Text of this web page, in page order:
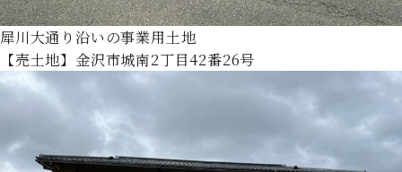
犀川大通り沿いの事業用土地
【売土地】金沢市城南2丁目42番26号